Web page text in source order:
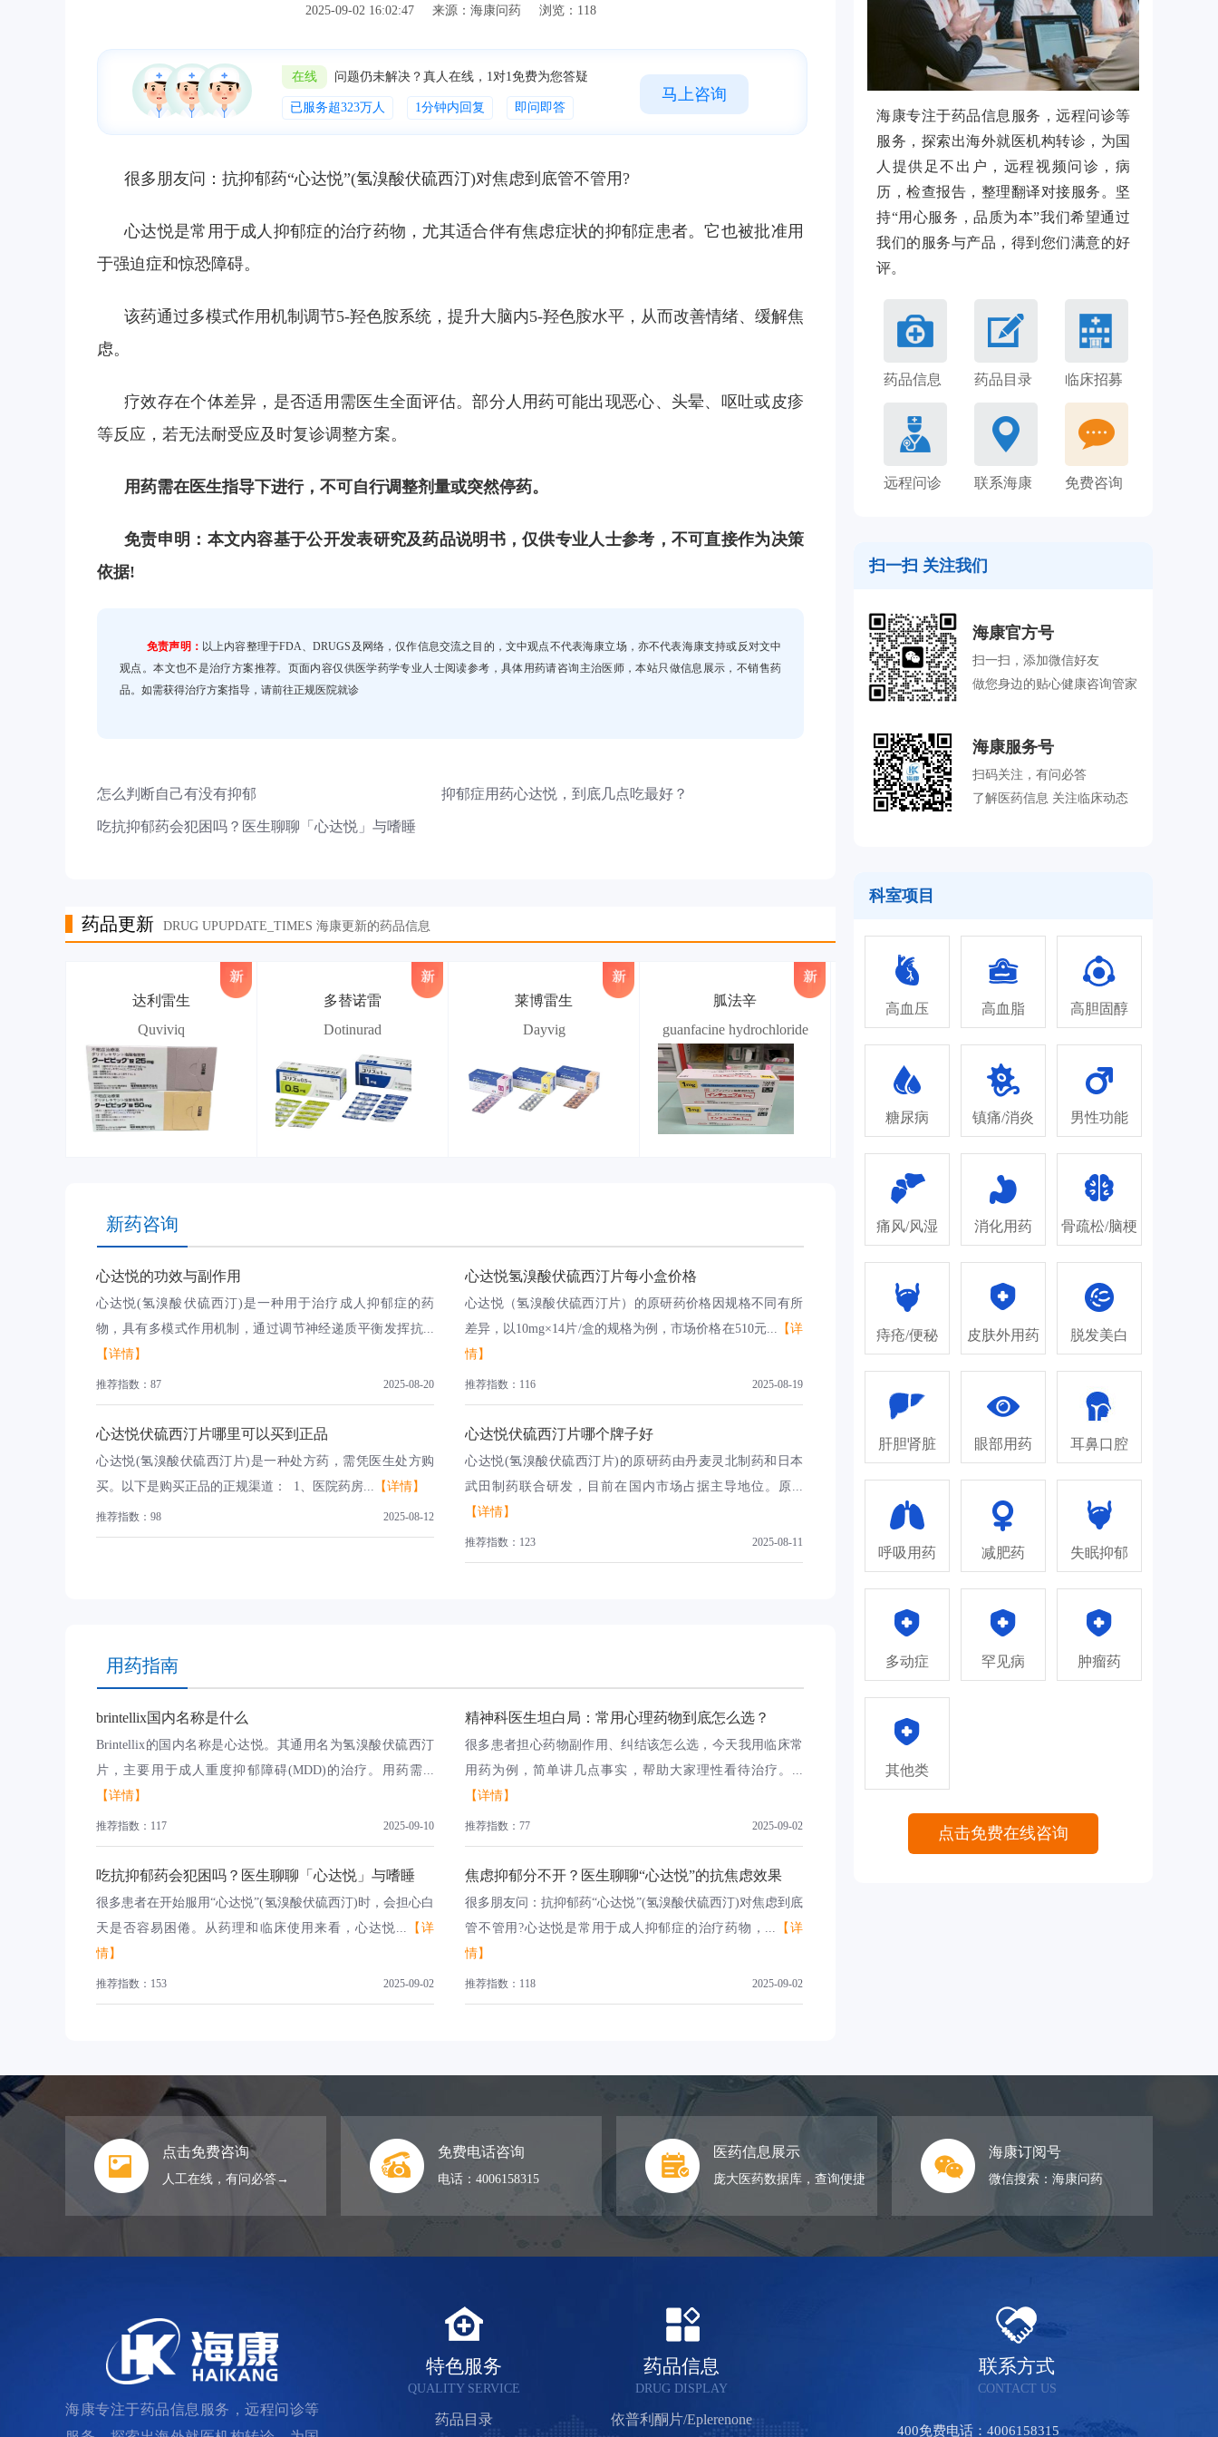
2025-09-02 16:02:47 来源：海康问药 浏览：118
在线 问题仍未解决？真人在线，1对1免费为您答疑
已服务超323万人 1分钟内回复 即问即答
马上咨询
很多朋友问：抗抑郁药“心达悦”(氢溴酸伏硫西汀)对焦虑到底管不管用?
心达悦是常用于成人抑郁症的治疗药物，尤其适合伴有焦虑症状的抑郁症患者。它也被批准用
于强迫症和惊恐障碍。
该药通过多模式作用机制调节5-羟色胺系统，提升大脑内5-羟色胺水平，从而改善情绪、缓解焦
虑。
疗效存在个体差异，是否适用需医生全面评估。部分人用药可能出现恶心、头晕、呕吐或皮疹
等反应，若无法耐受应及时复诊调整方案。
用药需在医生指导下进行，不可自行调整剂量或突然停药。
免责申明：本文内容基于公开发表研究及药品说明书，仅供专业人士参考，不可直接作为决策
依据!
免责声明： 以上内容整理于FDA、DRUGS及网络，仅作信息交流之目的，文中观点不代表海康立场，亦不代表海康支持或反对文中
观点。本文也不是治疗方案推荐。页面内容仅供医学药学专业人士阅读参考，具体用药请咨询主治医师，本站只做信息展示，不销售药
品。如需获得治疗方案指导，请前往正规医院就诊
怎么判断自己有没有抑郁 抑郁症用药心达悦，到底几点吃最好？
吃抗抑郁药会犯困吗？医生聊聊「心达悦」与嗜睡
药品更新 DRUG UPUPDATE_TIMES 海康更新的药品信息
达利雷生
Quviviq
多替诺雷
Dotinurad
莱博雷生
Dayvig
胍法辛
guanfacine hydrochloride
新药咨询
心达悦的功效与副作用
心达悦(氢溴酸伏硫西汀)是一种用于治疗成人抑郁症的药
物，具有多模式作用机制，通过调节神经递质平衡发挥抗...
【详情】
推荐指数：87 2025-08-20
心达悦氢溴酸伏硫西汀片每小盒价格
心达悦（氢溴酸伏硫西汀片）的原研药价格因规格不同有所
差异，以10mg×14片/盒的规格为例，市场价格在510元... 【详
情】
推荐指数：116 2025-08-19
心达悦伏硫西汀片哪里可以买到正品
心达悦(氢溴酸伏硫西汀片)是一种处方药，需凭医生处方购
买。以下是购买正品的正规渠道： 1、医院药房... 【详情】
推荐指数：98 2025-08-12
心达悦伏硫西汀片哪个牌子好
心达悦(氢溴酸伏硫西汀片)的原研药由丹麦灵北制药和日本
武田制药联合研发，目前在国内市场占据主导地位。原...
【详情】
推荐指数：123 2025-08-11
用药指南
brintellix国内名称是什么
Brintellix的国内名称是心达悦。其通用名为氢溴酸伏硫西汀
片，主要用于成人重度抑郁障碍(MDD)的治疗。用药需...
【详情】
推荐指数：117 2025-09-10
精神科医生坦白局：常用心理药物到底怎么选？
很多患者担心药物副作用、纠结该怎么选，今天我用临床常
用药为例，简单讲几点事实，帮助大家理性看待治疗。...
【详情】
推荐指数：77 2025-09-02
吃抗抑郁药会犯困吗？医生聊聊「心达悦」与嗜睡
很多患者在开始服用“心达悦”(氢溴酸伏硫西汀)时，会担心白
天是否容易困倦。从药理和临床使用来看，心达悦... 【详
情】
推荐指数：153 2025-09-02
焦虑抑郁分不开？医生聊聊“心达悦”的抗焦虑效果
很多朋友问：抗抑郁药“心达悦”(氢溴酸伏硫西汀)对焦虑到底
管不管用?心达悦是常用于成人抑郁症的治疗药物，... 【详
情】
推荐指数：118 2025-09-02
海康专注于药品信息服务，远程问诊等
服务，探索出海外就医机构转诊，为国
人提供足不出户，远程视频问诊，病
历，检查报告，整理翻译对接服务。坚
持“用心服务，品质为本”我们希望通过
我们的服务与产品，得到您们满意的好
评。
药品信息 药品目录 临床招募
远程问诊 联系海康 免费咨询
扫一扫 关注我们
海康官方号
扫一扫，添加微信好友
做您身边的贴心健康咨询管家
海康服务号
扫码关注，有问必答
了解医药信息 关注临床动态
科室项目
高血压 高血脂 高胆固醇
糖尿病 镇痛/消炎 男性功能
痛风/风湿 消化用药 骨疏松/脑梗
痔疮/便秘 皮肤外用药 脱发美白
肝胆肾脏 眼部用药 耳鼻口腔
呼吸用药 减肥药 失眠抑郁
多动症 罕见病 肿瘤药
其他类
点击免费在线咨询
点击免费咨询
人工在线，有问必答→
免费电话咨询
电话：4006158315
医药信息展示
庞大医药数据库，查询便捷
海康订阅号
微信搜索：海康问药
海康专注于药品信息服务，远程问诊等
特色服务
QUALITY SERVICE
药品目录
药品信息
DRUG DISPLAY
依普利酮片/Eplerenone
联系方式
CONTACT US
400免费电话：4006158315